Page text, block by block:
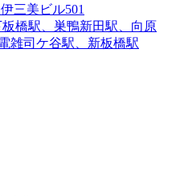
三美ビル501
橋駅、巣鴨新田駅、向原
雑司ケ谷駅、新板橋駅